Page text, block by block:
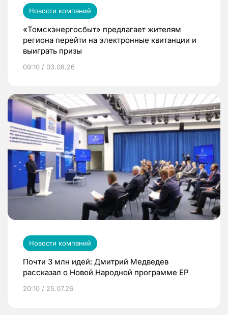
Новости компаний
«Томскэнергосбыт» предлагает жителям
региона перейти на электронные квитанции и
выиграть призы
09:10 / 03.08.26
Новости компаний
Почти 3 млн идей: Дмитрий Медведев
рассказал о Новой Народной программе ЕР
20:10 / 25.07.26